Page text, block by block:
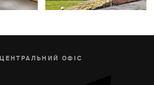
ЦЕНТРАЛЬНИЙ ОФІС